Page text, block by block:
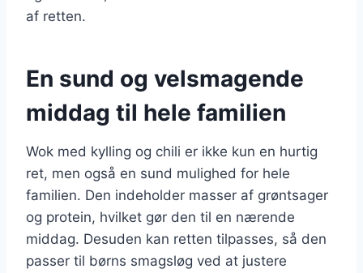
af retten.
En sund og velsmagende
middag til hele familien
Wok med kylling og chili er ikke kun en hurtig
ret, men også en sund mulighed for hele
familien. Den indeholder masser af grøntsager
og protein, hvilket gør den til en nærende
middag. Desuden kan retten tilpasses, så den
passer til børns smagsløg ved at justere